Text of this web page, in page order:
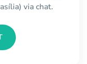
via chat.